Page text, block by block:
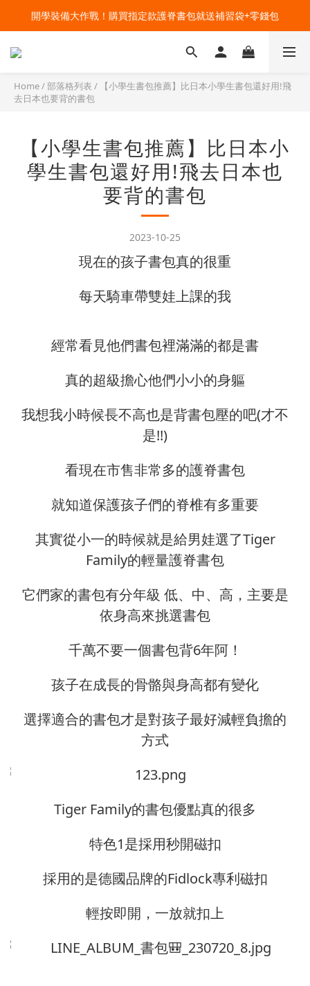
🔥今夏最夯 Pokémon 寶可夢書包現貨熱賣中！開心迎接新學期！
開學裝備大作戰！購買指定款護脊書包就送補習袋+零錢包
🔥今夏最夯 Pokémon 寶可夢書包現貨熱賣中！開心迎接新學期！
Home/部落格列表 /
【小學生書包推薦】比日本小學生書包還好用!飛
去日本也要背的書包
【小學生書包推薦】比日本小
學生書包還好用!飛去日本也
要背的書包
2023-10-25
現在的孩子書包真的很重
每天騎車帶雙娃上課的我
經常看見他們書包裡滿滿的都是書
真的超級擔心他們小小的身軀
我想我小時候長不高也是背書包壓的吧(才不
是!!)
看現在市售非常多的護脊書包
就知道保護孩子們的脊椎有多重要
其實從小一的時候就是給男娃選了Tiger
Family的輕量護脊書包
它們家的書包有分年級 低、中、高，主要是
依身高來挑選書包
千萬不要一個書包背6年阿！
孩子在成長的骨骼與身高都有變化
選擇適合的書包才是對孩子最好減輕負擔的
方式
Tiger Family的書包優點真的很多
特色1是採用秒開磁扣
採用的是德國品牌的Fidlock專利磁扣
輕按即開，一放就扣上